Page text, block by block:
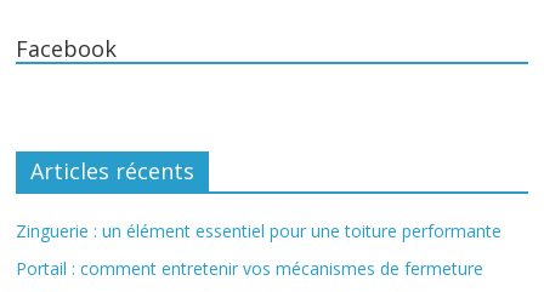
Facebook
Articles récents
Zinguerie : un élément essentiel pour une toiture performante
Portail : comment entretenir vos mécanismes de fermeture